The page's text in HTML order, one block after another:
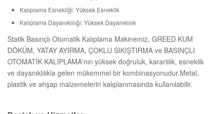
Kalıplama Esnekliği: Yüksek Esneklik
Kalıplama Dayanıklılığı: Yüksek Dayanıklılık
Statik Basınçlı Otomatik Kalıplama Makinemiz, GREED KUM
DÖKÜM, YATAY AYIRMA, ÇOKLU SIKIŞTIRMA ve BASINÇLI
OTOMATİK KALIPLAMA'nın yüksek doğruluk, kararlılık, esneklik
ve dayanıklılıkla gelen mükemmel bir kombinasyonudur.Metal,
plastik ve ahşap malzemelerin kalıplanmasında kullanılabilir.